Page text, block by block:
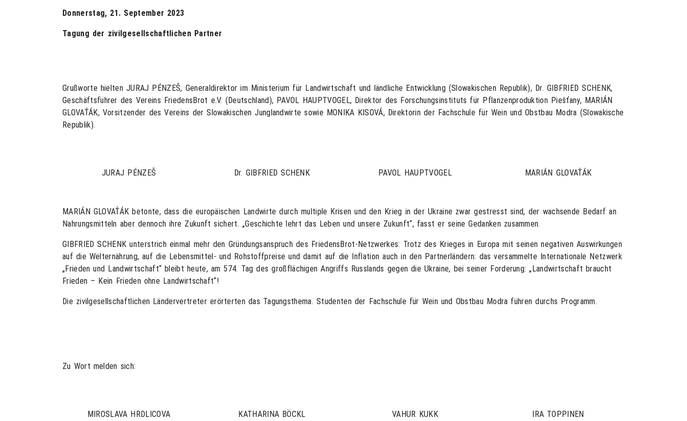
Donnerstag, 21. September 2023
Tagung der zivilgesellschaftlichen Partner
Grußworte hielten JURAJ PÉNZEŠ, Generaldirektor im Ministerium für Landwirtschaft und ländliche Entwicklung (Slowakischen Republik), Dr. GIBFRIED SCHENK,
Geschäftsführer des Vereins FriedensBrot e.V. (Deutschland), PAVOL HAUPTVOGEL, Direktor des Forschungsinstituts für Pflanzenproduktion Piešťany, MARIÁN
GLOVAŤÁK, Vorsitzender des Vereins der Slowakischen Junglandwirte sowie MONIKA KISOVÁ, Direktorin der Fachschule für Wein und Obstbau Modra (Slowakische
Republik).
JURAJ PÉNZEŠ Dr. GIBFRIED SCHENK PAVOL HAUPTVOGEL MARIÁN GLOVAŤÁK
MARIÁN GLOVAŤÁK betonte, dass die europäischen Landwirte durch multiple Krisen und den Krieg in der Ukraine zwar gestresst sind, der wachsende Bedarf an
Nahrungsmitteln aber dennoch ihre Zukunft sichert. „Geschichte lehrt das Leben und unsere Zukunft“, fasst er seine Gedanken zusammen.
GIBFRIED SCHENK unterstrich einmal mehr den Gründungsanspruch des FriedensBrot-Netzwerkes: Trotz des Krieges in Europa mit seinen negativen Auswirkungen
auf die Welternährung, auf die Lebensmittel- und Rohstoffpreise und damit auf die Inflation auch in den Partnerländern: das versammelte Internationale Netzwerk
„Frieden und Landwirtschaft“ bleibt heute, am 574. Tag des großflächigen Angriffs Russlands gegen die Ukraine, bei seiner Forderung: „Landwirtschaft braucht
Frieden – Kein Frieden ohne Landwirtschaft“!
Die zivilgesellschaftlichen Ländervertreter erörterten das Tagungsthema. Studenten der Fachschule für Wein und Obstbau Modra führen durchs Programm.
Zu Wort melden sich:
MIROSLAVA HRDLICOVA
KATHARINA BÖCKL
VAHUR KUKK
IRA TOPPINEN